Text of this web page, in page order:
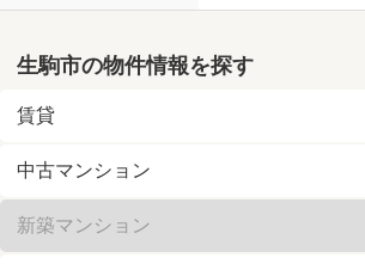
生駒市の物件情報を探す
賃貸
中古マンション
新築マンション